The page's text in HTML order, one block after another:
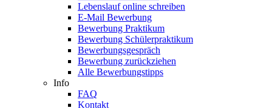
Lebenslauf online schreiben
E-Mail Bewerbung
Bewerbung Praktikum
Bewerbung Schülerpraktikum
Bewerbungsgespräch
Bewerbung zurückziehen
Alle Bewerbungstipps
Info
FAQ
Kontakt